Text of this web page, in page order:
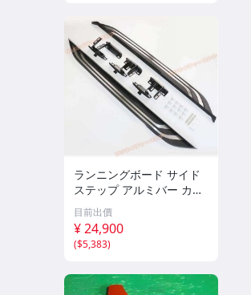
ランニングボード サイド
ステップ アルミバー カス
タム トヨタRAV4用2019 2
020 2021 2022
目前出價
¥ 24,900
($5,383)